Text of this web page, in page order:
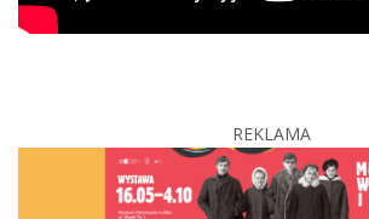
REKLAMA